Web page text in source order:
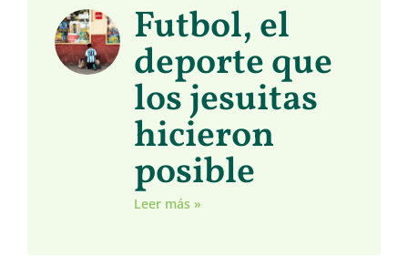
Futbol, el
deporte que
los jesuitas
hicieron
posible
Leer más »